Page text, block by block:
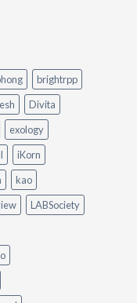
brightrpp
Divita
exology
iKorn
kao
LABSociety